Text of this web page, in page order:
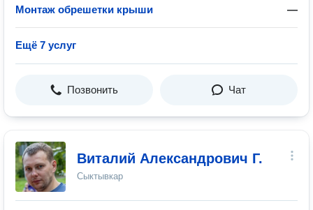
Монтаж обрешетки крыши —
Ещё 7 услуг
Позвонить Чат
Виталий Александрович Г.
Сыктывкар